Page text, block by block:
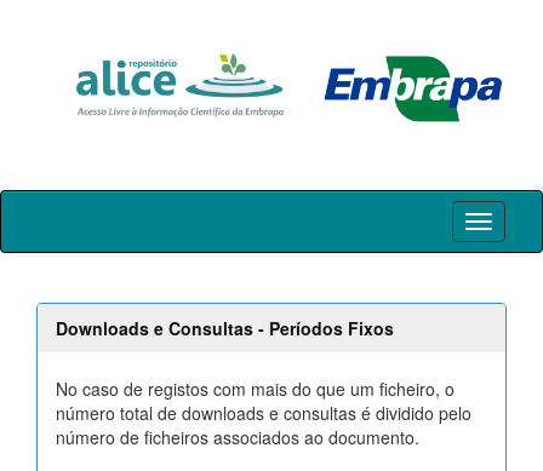
Skip
Downloads e Consultas - Períodos Fixos
No caso de registos com mais do que um ficheiro, o
número total de downloads e consultas é dividido pelo
número de ficheiros associados ao documento.